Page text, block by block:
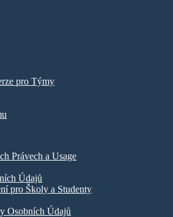
pro Týmy
Právech a Usage
Údajů
pro Školy a Studenty
Osobních Údajů